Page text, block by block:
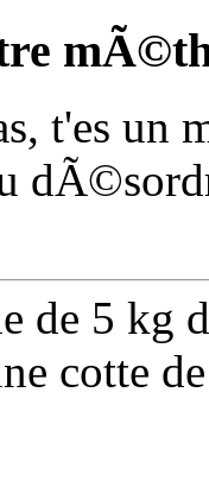
t'es un
de 5 kg
cotte